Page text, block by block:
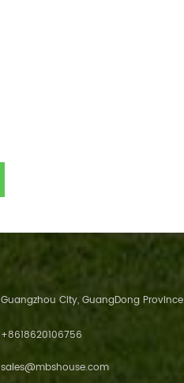
Guangzhou City, GuangDong Province
+8618620106756
sales@mbshouse.com